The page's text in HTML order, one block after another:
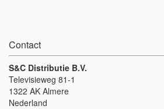
Contact
S&C Distributie B.V.
Televisieweg 81-1
1322 AK Almere
Nederland